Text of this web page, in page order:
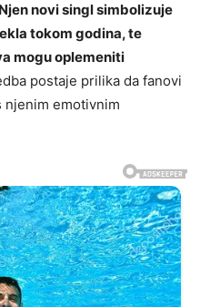
Njen novi singl simbolizuje
tokom godina, te
mogu oplemeniti
postaje prilika da fanovi
njenim emotivnim